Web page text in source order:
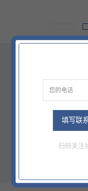
官方零
填写联
扫码关注